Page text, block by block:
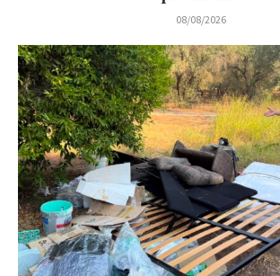
08/08/2026